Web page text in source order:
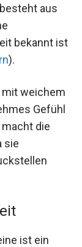
aus
bekannt ist
).
mit weichem
Gefühl
die
sie
ist ein